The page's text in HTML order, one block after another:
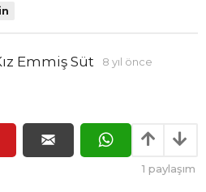
Emmiş Süt 8 yıl önce
n
e
1 paylaşım